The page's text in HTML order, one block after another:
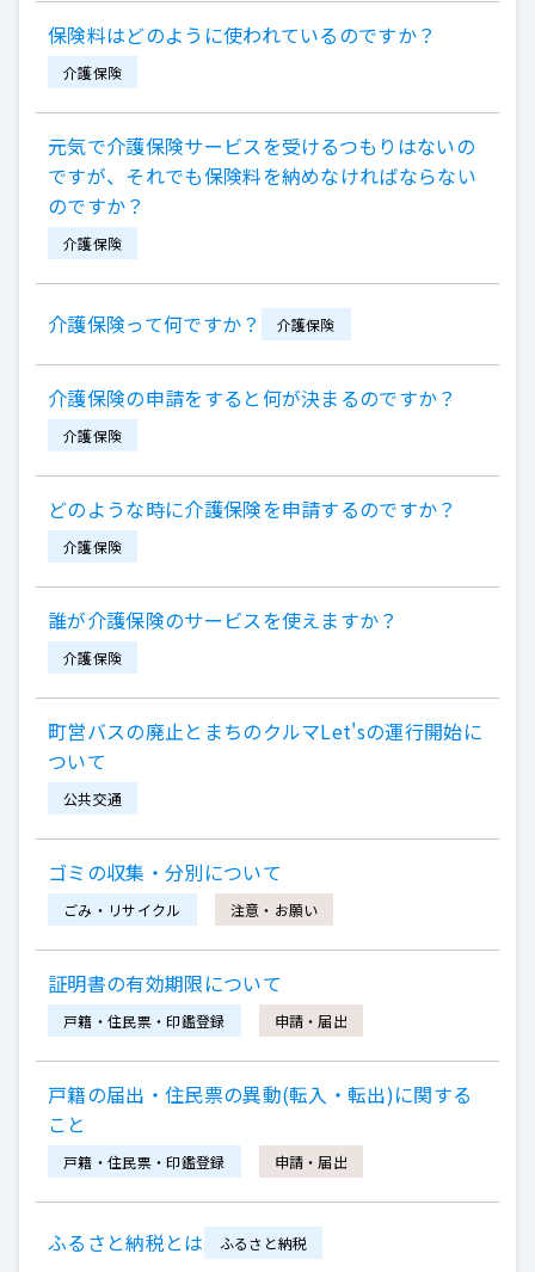
保険料はどのように使われているのですか？
介護保険
元気で介護保険サービスを受けるつもりはないの
ですが、それでも保険料を納めなければならない
のですか？
介護保険
介護保険って何ですか？ 介護保険
介護保険の申請をすると何が決まるのですか？
介護保険
どのような時に介護保険を申請するのですか？
介護保険
誰が介護保険のサービスを使えますか？
介護保険
町営バスの廃止とまちのクルマLet'sの運行開始に
ついて
公共交通
ゴミの収集・分別について
ごみ・リサイクル 注意・お願い
証明書の有効期限について
戸籍・住民票・印鑑登録 申請・届出
戸籍の届出・住民票の異動(転入・転出)に関する
こと
戸籍・住民票・印鑑登録 申請・届出
ふるさと納税とは ふるさと納税